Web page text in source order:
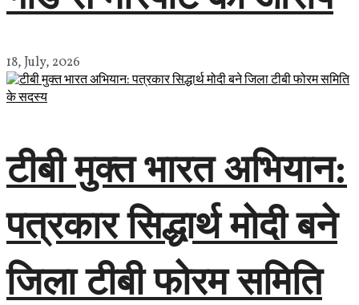
18, July, 2026
टीबी मुक्त भारत अभियान:
पत्रकार सिद्धार्थ मोदी बने
जिला टीबी फोरम समिति